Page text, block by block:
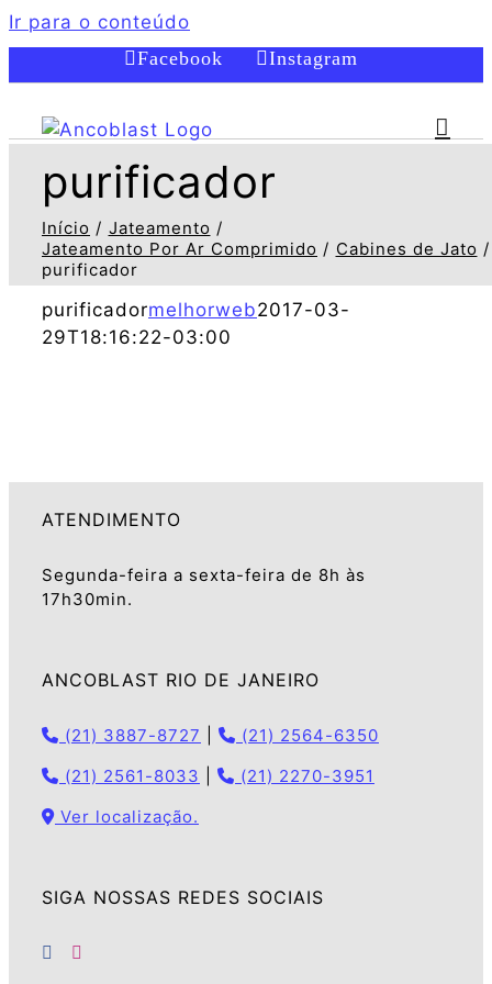
Ir para o conteúdo
Facebook
Instagram
purificador
Início
Jateamento
Jateamento Por Ar Comprimido
Cabines de Jato
purificador
purificadormelhorweb2017-03-
29T18:16:22-03:00
ATENDIMENTO
Segunda-feira a sexta-feira de 8h às
17h30min.
ANCOBLAST RIO DE JANEIRO
(21) 3887-8727
(21) 2564-6350
(21) 2561-8033
(21) 2270-3951
Ver localização.
SIGA NOSSAS REDES SOCIAIS